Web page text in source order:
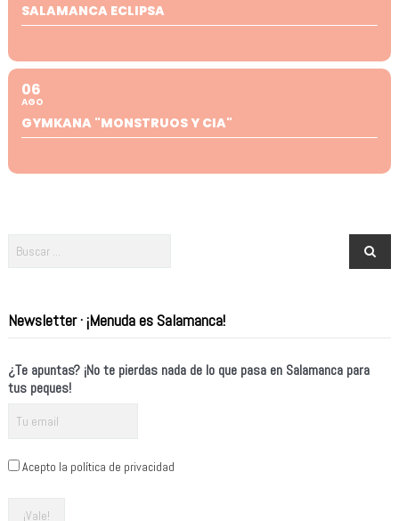
SALAMANCA ECLIPSA
06
AGO
GYMKANA "MONSTRUOS Y CIA"
Newsletter · ¡Menuda es Salamanca!
¿Te apuntas? ¡No te pierdas nada de lo que pasa en Salamanca para
tus peques!
Acepto la política de privacidad